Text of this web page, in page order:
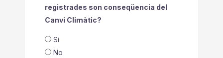
registrades son conseqüencia del
Canvi Climàtic?
Si
No